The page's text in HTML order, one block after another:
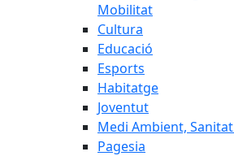
Mobilitat
Cultura
Educació
Esports
Habitatge
Joventut
Medi Ambient,
Pagesia